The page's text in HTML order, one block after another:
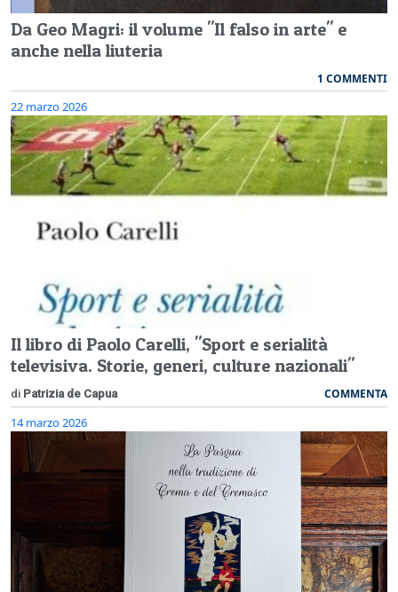
Da Geo Magri: il volume "Il falso in arte" e
anche nella liuteria
1 COMMENTI
22 marzo 2026
Il libro di Paolo Carelli, "Sport e serialità
televisiva. Storie, generi, culture nazionali"
di Patrizia de Capua COMMENTA
14 marzo 2026